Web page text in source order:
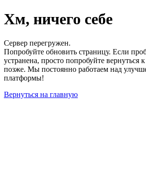
Хм, ничего себе
Сервер перегружен.
Попробуйте обновить страницу. Если
устранена, просто попробуйте вернуться
позже. Мы постоянно работаем над
платформы!
Вернуться на главную